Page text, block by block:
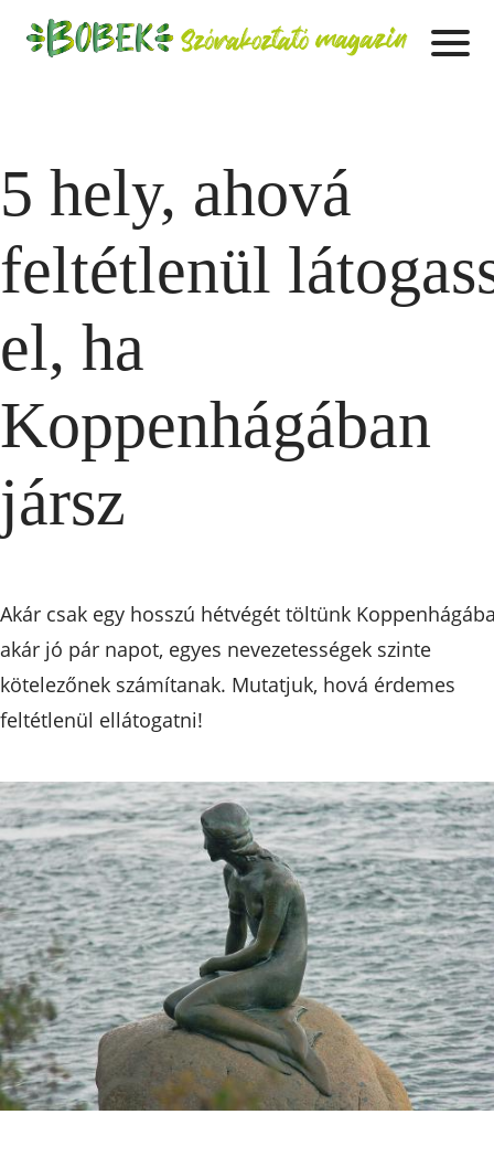
5 hely, ahová
feltétlenül
el, ha
Koppenhágában
jársz
Akár csak egy hosszú hétvégét töltünk
akár jó pár napot, egyes nevezetességek szinte
kötelezőnek számítanak. Mutatjuk, hová érdemes
feltétlenül ellátogatni!